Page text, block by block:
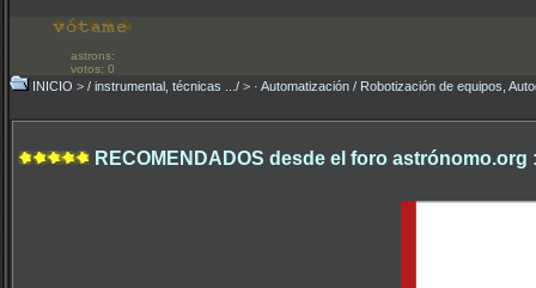
astrons:
votos: 0
INICIO > / instrumental, técnicas .../ > · Automatización / Robotización de equipos,
RECOMENDADOS desde el foro astrónomo.org